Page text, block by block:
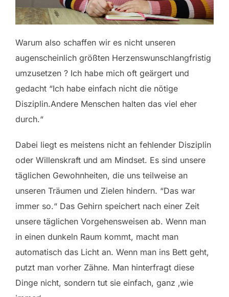
Warum also schaffen wir es nicht unseren
augenscheinlich größten Herzenswunschlangfristig
umzusetzen ? Ich habe mich oft geärgert und
gedacht “Ich habe einfach nicht die nötige
Disziplin.Andere Menschen halten das viel eher
durch.“
Dabei liegt es meistens nicht an fehlender Disziplin
oder Willenskraft und am Mindset. Es sind unsere
täglichen Gewohnheiten, die uns teilweise an
unseren Träumen und Zielen hindern. “Das war
immer so.“ Das Gehirn speichert nach einer Zeit
unsere täglichen Vorgehensweisen ab. Wenn man
in einen dunkeln Raum kommt, macht man
automatisch das Licht an. Wenn man ins Bett geht,
putzt man vorher Zähne. Man hinterfragt diese
Dinge nicht, sondern tut sie einfach, ganz ‚wie